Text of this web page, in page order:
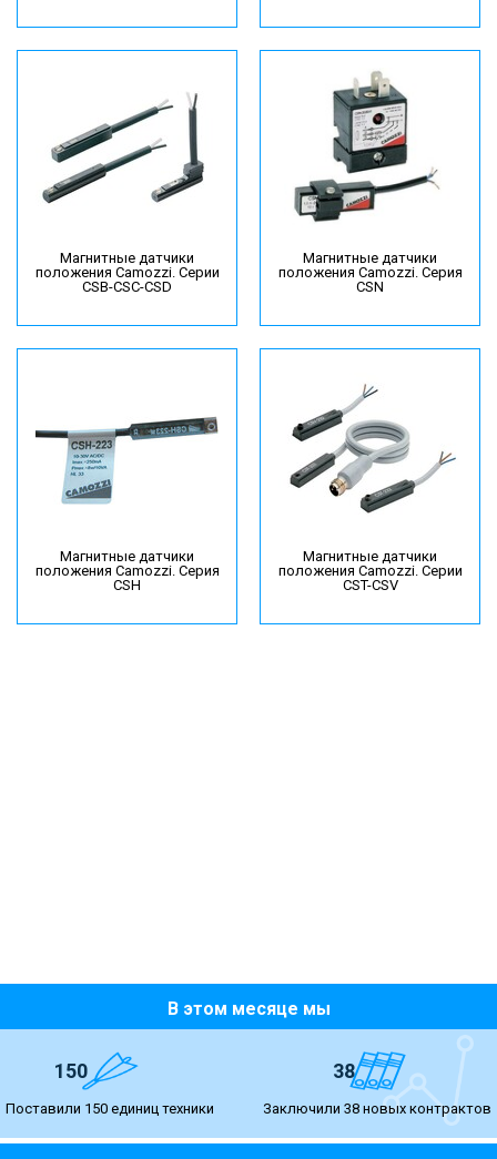
Магнитные датчики
положения Camozzi. Серии
CSB-CSC-CSD
Магнитные датчики
положения Camozzi. Серия
CSN
Магнитные датчики
положения Camozzi. Серия
CSH
Магнитные датчики
положения Camozzi. Серии
CST-CSV
В этом месяце мы
150
Поставили 150 единиц техники
38
Заключили 38 новых контрактов